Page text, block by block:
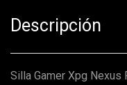
Descripción
Silla Gamer Xpg Nexus